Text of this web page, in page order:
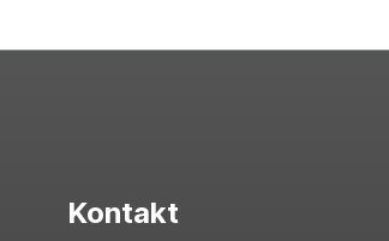
Kontakt